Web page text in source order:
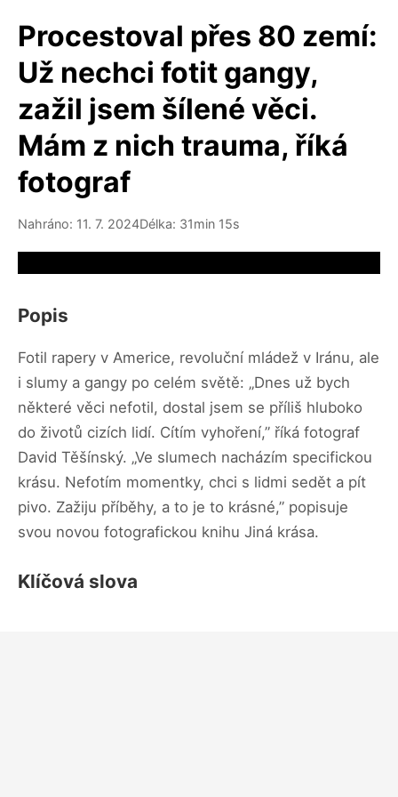
Procestoval přes 80 zemí:
Už nechci fotit gangy,
zažil jsem šílené věci.
Mám z nich trauma, říká
fotograf
Nahráno: 11. 7. 2024Délka: 31min 15s
Popis
Fotil rapery v Americe, revoluční mládež v Iránu, ale
i slumy a gangy po celém světě: „Dnes už bych
některé věci nefotil, dostal jsem se příliš hluboko
do životů cizích lidí. Cítím vyhoření,” říká fotograf
David Těšínský. „Ve slumech nacházím specifickou
krásu. Nefotím momentky, chci s lidmi sedět a pít
pivo. Zažiju příběhy, a to je to krásné,” popisuje
svou novou fotografickou knihu Jiná krása.
Klíčová slova